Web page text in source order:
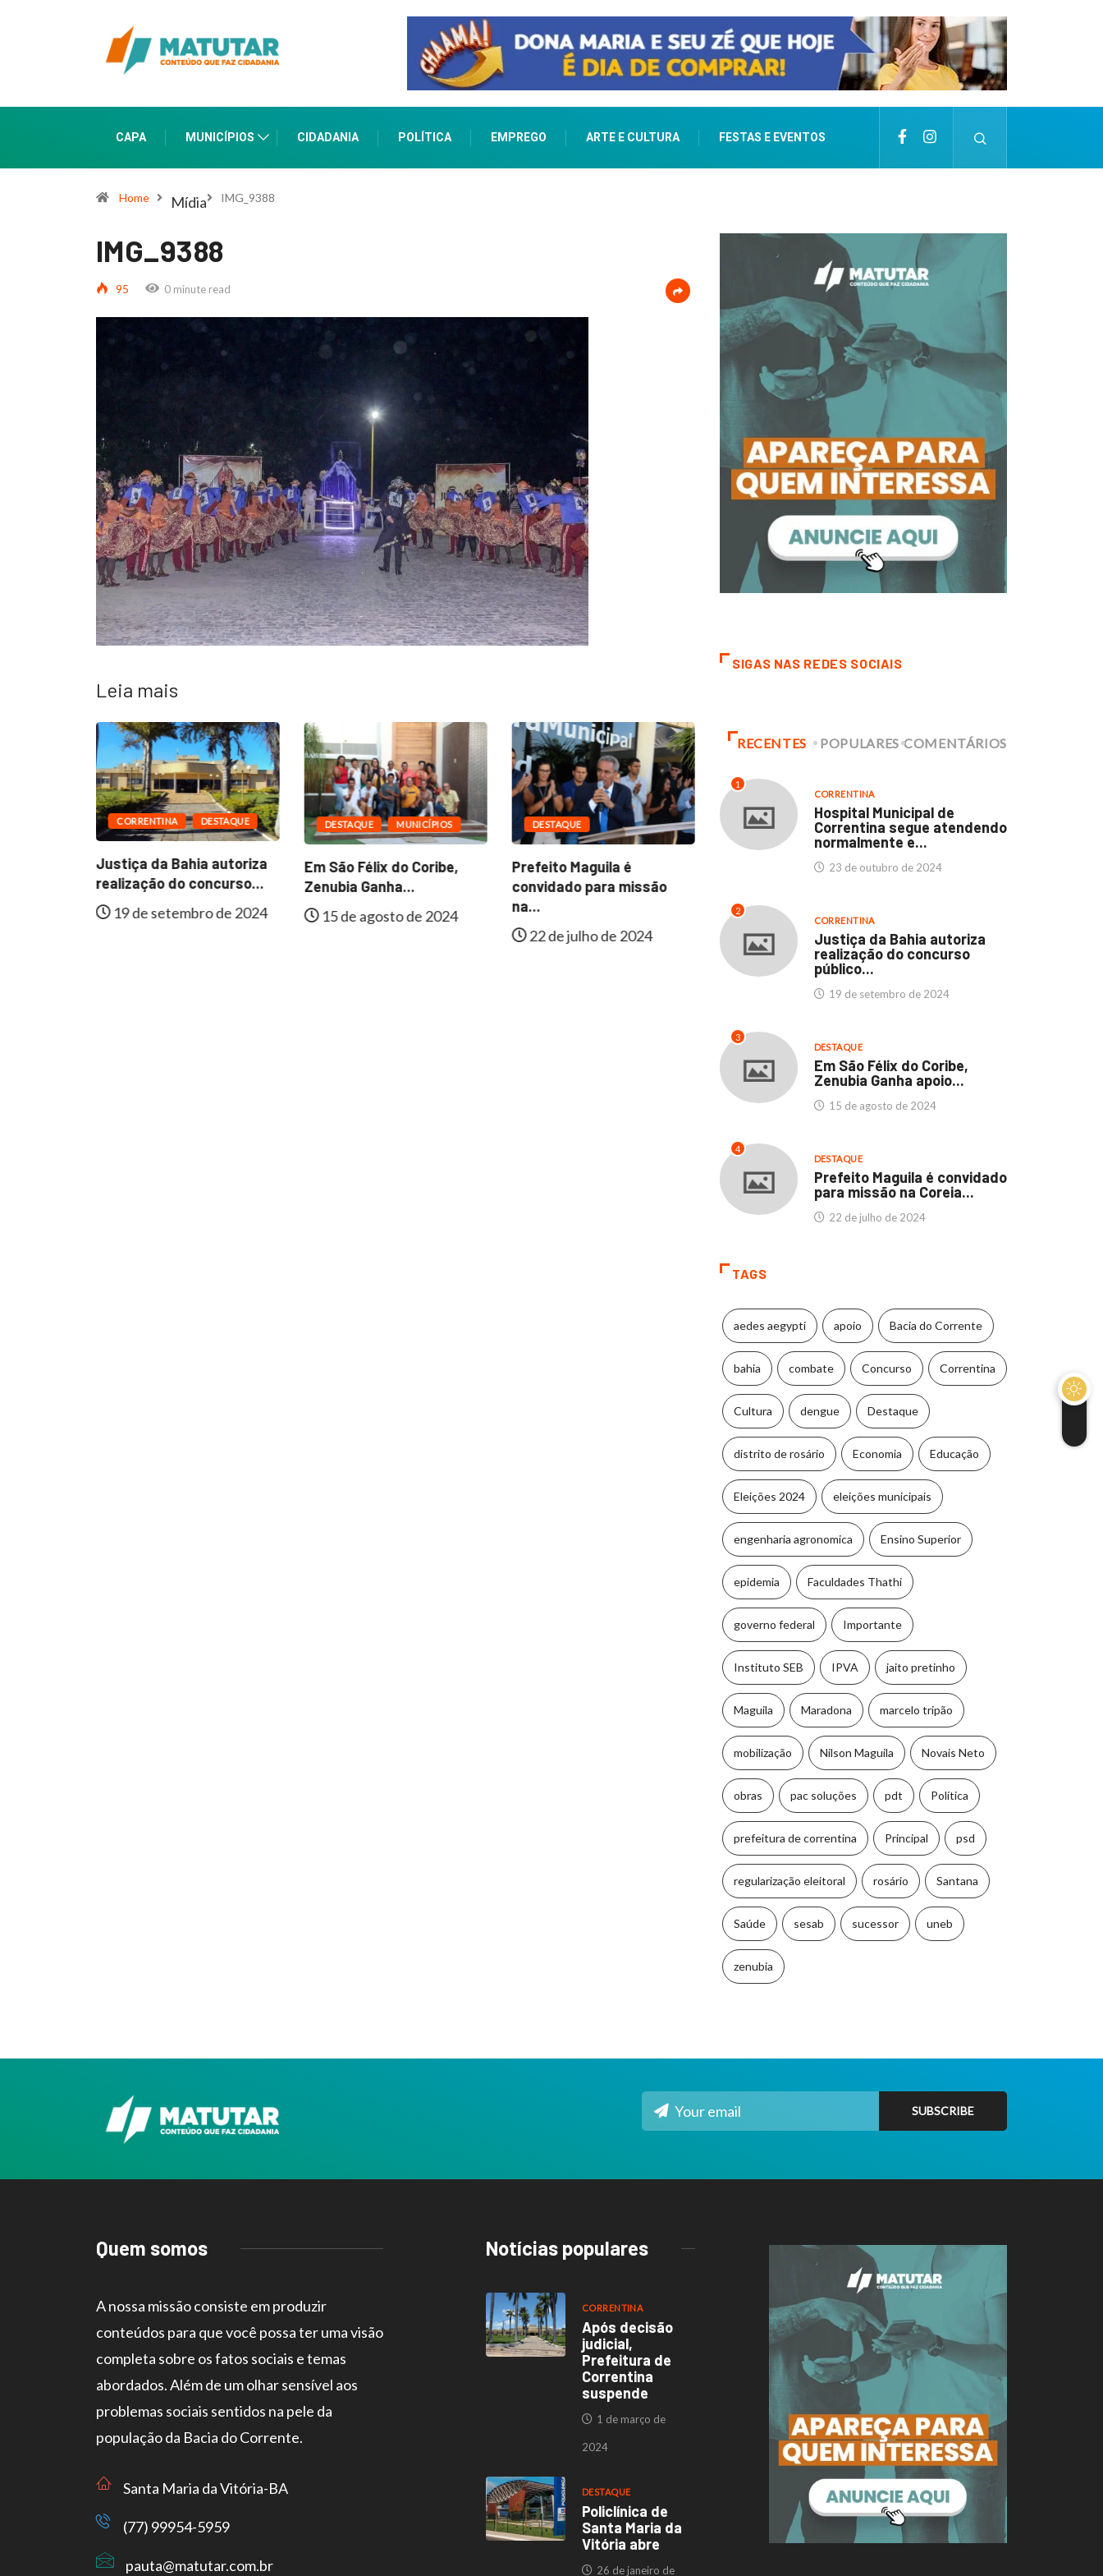
CAPA MUNICÍPIOS CIDADANIA POLÍTICA EMPREGO ARTE E CULTURA FESTAS E EVENTOS
Home Mídia IMG_9388
IMG_9388
95 0 minute read
Leia mais
CORRENTINA DESTAQUE
Justiça da Bahia autoriza
realização do concurso...
19 de setembro de 2024
DESTAQUE MUNICÍPIOS
Em São Félix do Coribe,
Zenubia Ganha...
15 de agosto de 2024
DESTAQUE
Prefeito Maguila é
convidado para missão
na...
22 de julho de 2024
CORRENTINA DESTAQUE
Instituto SEB: Um marco...
11 de abril de 2024
23 de outubro de 2024
SIGAS NAS REDES SOCIAIS
RECENTES POPULARES COMENTÁRIOS
1
CORRENTINA
Hospital Municipal de
Correntina segue atendendo
normalmente e...
23 de outubro de 2024
2
CORRENTINA
Justiça da Bahia autoriza
realização do concurso
público...
19 de setembro de 2024
3
DESTAQUE
Em São Félix do Coribe,
Zenubia Ganha apoio...
15 de agosto de 2024
4
DESTAQUE
Prefeito Maguila é convidado
para missão na Coreia...
22 de julho de 2024
TAGS
aedes aegypti apoio Bacia do Corrente
bahia combate Concurso Correntina
Cultura dengue Destaque
distrito de rosário Economia Educação
Eleições 2024 eleições municipais
engenharia agronomica Ensino Superior
epidemia Faculdades Thathi
governo federal Importante
Instituto SEB IPVA jaito pretinho
Maguila Maradona marcelo tripão
mobilização Nilson Maguila Novais Neto
obras pac soluções pdt Política
prefeitura de correntina Principal psd
regularização eleitoral rosário Santana
Saúde sesab sucessor uneb
zenubia
Quem somos
A nossa missão consiste em produzir
conteúdos para que você possa ter uma visão
completa sobre os fatos sociais e temas
abordados. Além de um olhar sensível aos
problemas sociais sentidos na pele da
população da Bacia do Corrente.
Santa Maria da Vitória-BA
(77) 99954-5959
pauta@matutar.com.br
Notícias populares
CORRENTINA
Após decisão
judicial,
Prefeitura de
Correntina
suspende
1 de março de
2024
DESTAQUE
Policlínica de
Santa Maria da
Vitória abre
26 de janeiro de